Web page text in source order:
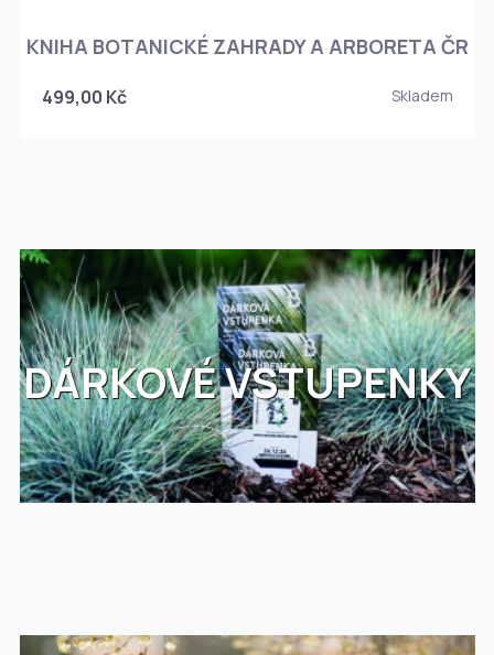
KNIHA BOTANICKÉ ZAHRADY A ARBORETA ČR
499,00 Kč Skladem
DÁRKOVÉ VSTUPENKY